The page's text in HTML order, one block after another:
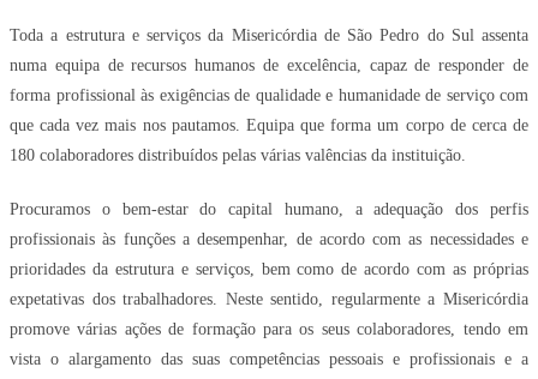
Toda a estrutura e serviços da Misericórdia de São Pedro do Sul assenta
numa equipa de recursos humanos de excelência, capaz de responder de
forma profissional às exigências de qualidade e humanidade de serviço com
que cada vez mais nos pautamos. Equipa que forma um corpo de cerca de
180 colaboradores distribuídos pelas várias valências da instituição.
Procuramos o bem-estar do capital humano, a adequação dos perfis
profissionais às funções a desempenhar, de acordo com as necessidades e
prioridades da estrutura e serviços, bem como de acordo com as próprias
expetativas dos trabalhadores. Neste sentido, regularmente a Misericórdia
promove várias ações de formação para os seus colaboradores, tendo em
vista o alargamento das suas competências pessoais e profissionais e a